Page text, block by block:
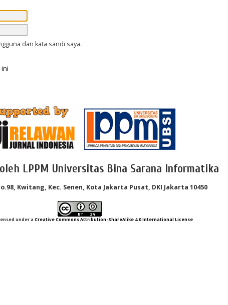
dan kata sandi saya.
ini
LPPM Universitas Bina Sarana Informatika
Kwitang, Kec. Senen, Kota Jakarta Pusat, DKI Jakarta 10450
under a Creative Commons Attribution-ShareAlike 4.0 International License